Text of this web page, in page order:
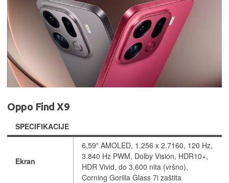
Oppo Find X9
SPECIFIKACIJE
Ekran
6,59" AMOLED, 1.256 x 2.7160, 120 Hz,
3.840 Hz PWM, Dolby Vision, HDR10+,
HDR Vivid, do 3.600 nita (vršno),
Corning Gorilla Glass 7i zaštita